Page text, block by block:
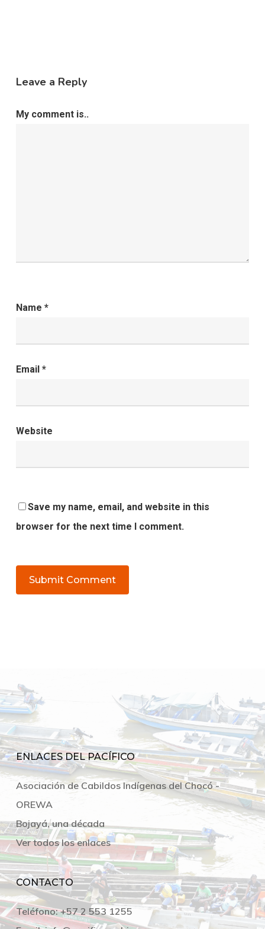
Leave a Reply
My comment is..
Name *
Email *
Website
Save my name, email, and website in this
browser for the next time I comment.
ENLACES DEL PACÍFICO
Asociación de Cabildos Indígenas del Chocó -
OREWA
Bojayá, una década
Ver todos los enlaces
CONTACTO
Teléfono:+57 2 553 1255